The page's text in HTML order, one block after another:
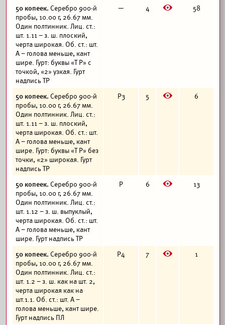
50 копеек. Серебро 900-й
пробы, 10.00 г, 26.67 мм.
Один полтинник. Лиц. ст.:
шт. 1.11 – з. ш. плоский,
черта широкая. Об. ст.: шт.
А – голова меньше, кант
шире. Гурт: буквы «Т Р» с
точкой, «2» узкая. Гурт
надпись ТР
— 4 E 58
50 копеек. Серебро 900-й
пробы, 10.00 г, 26.67 мм.
Один полтинник. Лиц. ст.:
шт. 1.11 – з. ш. плоский,
черта широкая. Об. ст.: шт.
А – голова меньше, кант
шире. Гурт: буквы «Т Р» без
точки, «2» широкая. Гурт
надпись ТР
Р3 5 E 6
50 копеек. Серебро 900-й
пробы, 10.00 г, 26.67 мм.
Один полтинник. Лиц. ст.:
шт. 1.12 – з. ш. выпуклый,
черта широкая. Об. ст.: шт.
А – голова меньше, кант
шире. Гурт надпись ТР
Р 6 E 13
50 копеек. Серебро 900-й
пробы, 10.00 г, 26.67 мм.
Один полтинник. Лиц. ст.:
шт. 1.2 – з. ш. как на шт. 2,
черта широкая как на
шт.1.1. Об. ст.: шт. А –
голова меньше, кант шире.
Гурт надпись ПЛ
Р4 7 E 1